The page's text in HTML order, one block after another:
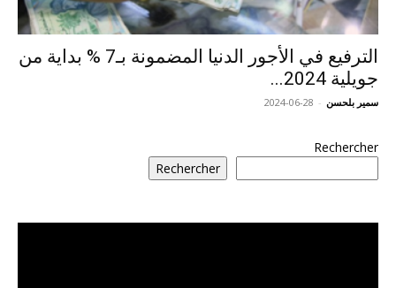
الترفيع في الأجور الدنيا المضمونة بـ7 % بداية من
جويلية 2024...
سمير بلحسن -
2024-06-28
Rechercher
Rechercher